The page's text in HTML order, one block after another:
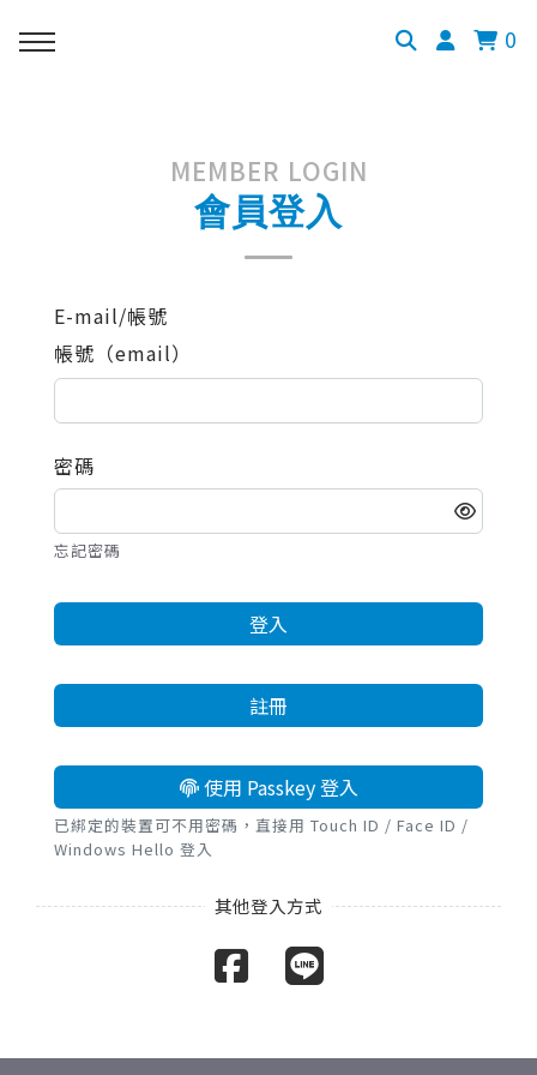
0
MEMBER LOGIN
會員登入
E-mail/帳號
帳號（email）
密碼
忘記密碼
登入
註冊
使用 Passkey 登入
已綁定的裝置可不用密碼，直接用 Touch ID / Face ID /
Windows Hello 登入